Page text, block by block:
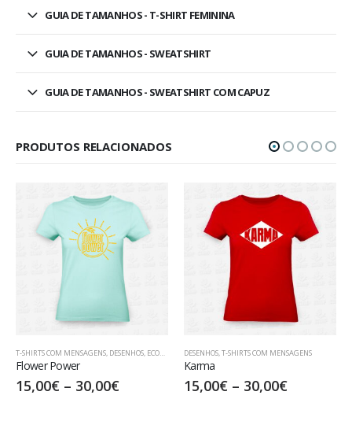
GUIA DE TAMANHOS - T-SHIRT FEMININA
GUIA DE TAMANHOS - SWEATSHIRT
GUIA DE TAMANHOS - SWEATSHIRT COM CAPUZ
PRODUTOS RELACIONADOS
T-SHIRTS COM MENSAGENS, DESENHOS, ECOLOGIA
Flower Power
15,00€ – 30,00€
DESENHOS,T-SHIRTS COM MENSAGENS
Karma
15,00€ – 30,00€